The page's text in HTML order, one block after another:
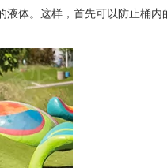
体。这样，首先可以防止桶内